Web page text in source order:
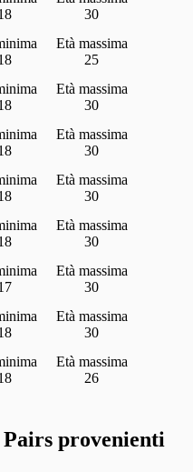
30
25
30
30
30
30
30
30
26
provenienti